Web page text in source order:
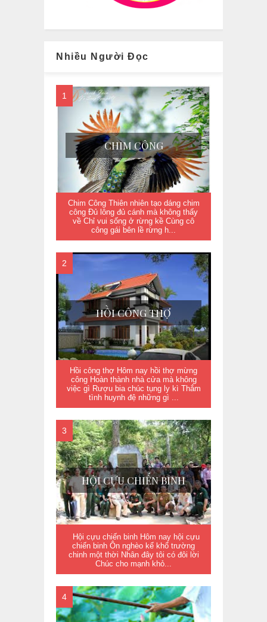
Nhiều Người Đọc
CHIM CÔNG
Chim Công Thiên nhiên tạo dáng chim
công Đủ lông đủ cánh mà không thấy
về Chỉ vui sống ở rừng kề Cùng cô
công gái bên lề rừng h...
HỒI CÔNG THỢ
Hồi công thợ Hôm nay hồi thợ mừng
công Hoàn thành nhà cửa mà không
việc gì Rượu bia chúc tụng ly kì Thắm
tình huynh đệ những gì ...
HỘI CỰU CHIẾN BINH
Hội cựu chiến binh Hôm nay hội cựu
chiến binh Ôn nghèo kể khổ trường
chinh một thời Nhân đây tôi có đôi lời
Chúc cho mạnh khỏ...